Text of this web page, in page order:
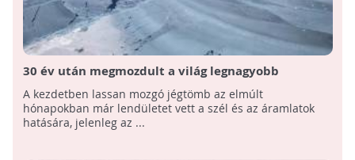
30 év után megmozdult a világ legnagyobb
jéghegye
A kezdetben lassan mozgó jégtömb az elmúlt
hónapokban már lendületet vett a szél és az áramlatok
hatására, jelenleg az ...